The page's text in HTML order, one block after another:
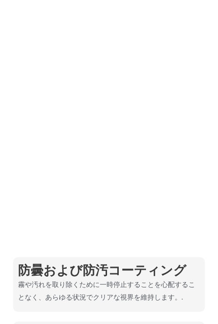
防曇および防汚コーティング
霧や汚れを取り除くために一時停止することを心配するこ
となく、あらゆる状況でクリアな視界を維持します。.